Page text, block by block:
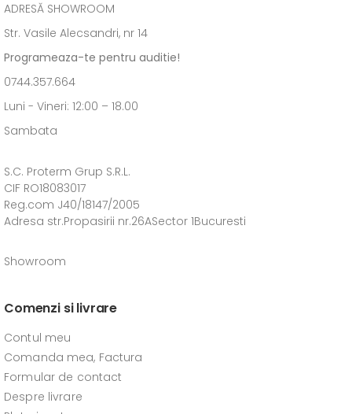
ADRESĂ SHOWROOM
Str. Vasile Alecsandri, nr 14
Programeaza-te pentru auditie!
0744.357.664
Luni - Vineri: 12:00 – 18.00
Sambata
S.C. Proterm Grup S.R.L.
CIF RO18083017
Reg.com J40/18147/2005
Adresa str.Propasirii nr.26ASector 1Bucuresti
Showroom
Comenzi si livrare
Contul meu
Comanda mea, Factura
Formular de contact
Despre livrare